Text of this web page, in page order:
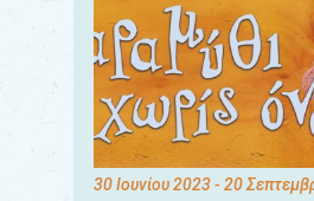
30 Ιουνίου 2023- 20